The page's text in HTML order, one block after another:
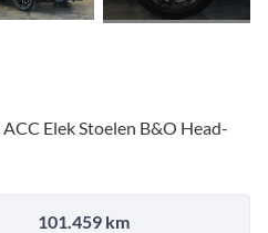
Elek Stoelen B&O Head-
101.459 km